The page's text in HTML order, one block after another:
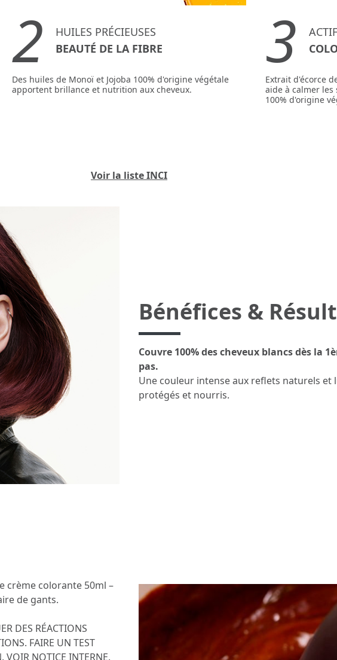
2
HUILES PRÉCIEUSES
BEAUTÉ DE LA FIBRE
Des huiles de Monoï et Jojoba 100% d'origine végétale
apportent brillance et nutrition aux cheveux.
3
Extrait d'écorce
aide à calmer
100% d'origine
Voir la liste INCI
Bénéfices &
Couvre 100% des cheveux blancs dès la
pas.
Une couleur intense aux reflets naturels et
protégés et nourris.
crème colorante 50ml –
de gants.
DES RÉACTIONS
FAIRE UN TEST
VOIR NOTICE INTERNE.